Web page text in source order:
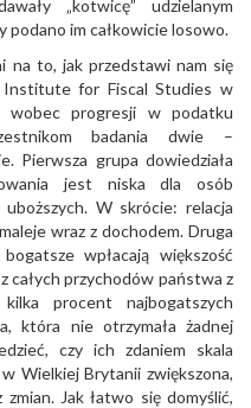
„kotwicę” udzielanym
im całkowicie losowo.
na to, jak przedstawi nam się
for Fiscal Studies w
wobec progresji w podatku
badania dwie –
Pierwsza grupa dowiedziała
jest niska dla osób
W skrócie: relacja
wraz z dochodem. Druga
wpłacają większość
całych przychodów państwa z
procent najbogatszych
która nie otrzymała żadnej
czy ich zdaniem skala
Wielkiej Brytanii zwiększona,
Jak łatwo się domyślić,